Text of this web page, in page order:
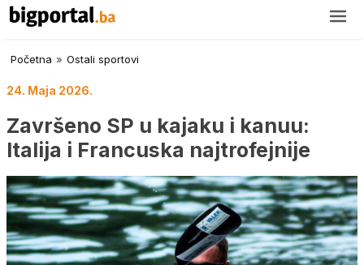
Početna » Ostali sportovi
24. Maja 2026.
Završeno SP u kajaku i kanuu:
Italija i Francuska najtrofejnije